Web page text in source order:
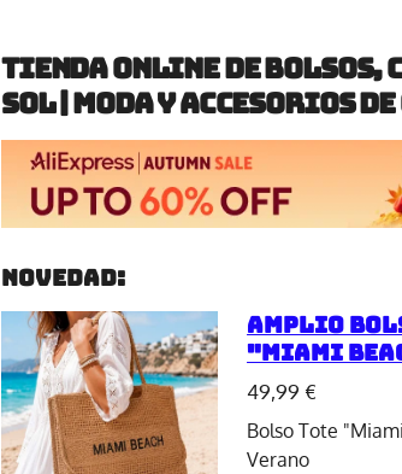
Tienda Online de Bolsos,
Sol | Moda y Accesorios
Novedad:
Amplio
"Miami
49,99 €
Bolso Tote
Verano